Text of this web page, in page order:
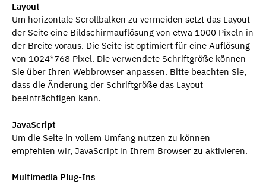
Layout
Um horizontale Scrollbalken zu vermeiden setzt das Layout
der Seite eine Bildschirmauflösung von etwa 1000 Pixeln in
der Breite voraus. Die Seite ist optimiert für eine Auflösung
von 1024*768 Pixel. Die verwendete Schriftgröße können
Sie über Ihren Webbrowser anpassen. Bitte beachten Sie,
dass die Änderung der Schriftgröße das Layout
beeinträchtigen kann.
JavaScript
Um die Seite in vollem Umfang nutzen zu können
empfehlen wir, JavaScript in Ihrem Browser zu aktivieren.
Multimedia Plug-Ins